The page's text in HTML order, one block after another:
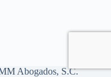
Abogados, S.C.